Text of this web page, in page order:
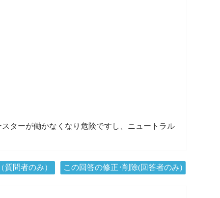
ターが働かなくなり危険ですし、ニュートラル
質問者のみ） この回答の修正･削除(回答者のみ)